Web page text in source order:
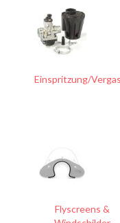
Einspritzung/
Flyscreens &